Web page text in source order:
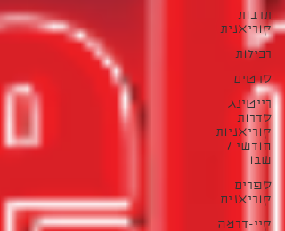
תרבות
קוריאנית
רכילות
סרטים
רייטינג
סדרות
קוריאניות
חודשי /
שבו
ספרים
קוריאנים
קיי-דרמה